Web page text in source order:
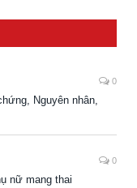
0
Nguyên nhân,
0
nữ mang thai